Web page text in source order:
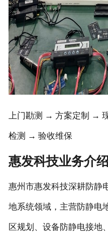
上门勘测 → 方案定制 →
检测 → 验收维保
惠发科技业务介绍
惠州市惠发科技深耕防静
地系统领域，主营防静电
区规划、设备防静电接地